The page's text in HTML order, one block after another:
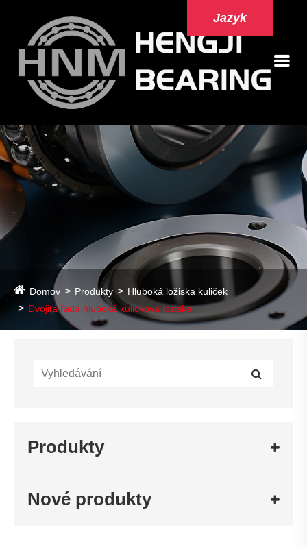
Jazyk
Domov Produkty
Hluboká ložiska kuliček
Dvojitá řada hluboká kuličková ložiska
Produkty
Nové produkty